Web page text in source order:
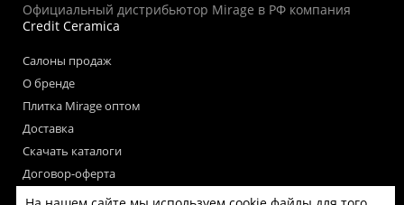
Официальный дистрибьютор Mirage в РФ компания
Credit Ceramica
Салоны продаж
О бренде
Плитка Mirage оптом
Доставка
Скачать каталоги
Договор-оферта
Пользовательское соглашение